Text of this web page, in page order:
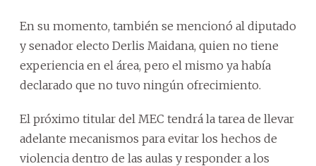
En su momento, también se mencionó al diputado
y senador electo Derlis Maidana, quien no tiene
experiencia en el área, pero el mismo ya había
declarado que no tuvo ningún ofrecimiento.
El próximo titular del MEC tendrá la tarea de llevar
adelante mecanismos para evitar los hechos de
violencia dentro de las aulas y responder a los